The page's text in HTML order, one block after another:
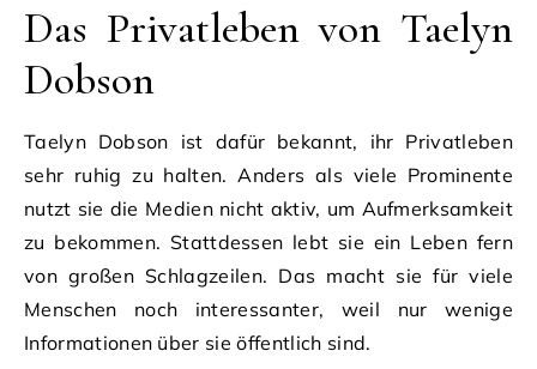
Das Privatleben von Taelyn
Dobson
Taelyn Dobson ist dafür bekannt, ihr Privatleben
sehr ruhig zu halten. Anders als viele Prominente
nutzt sie die Medien nicht aktiv, um Aufmerksamkeit
zu bekommen. Stattdessen lebt sie ein Leben fern
von großen Schlagzeilen. Das macht sie für viele
Menschen noch interessanter, weil nur wenige
Informationen über sie öffentlich sind.